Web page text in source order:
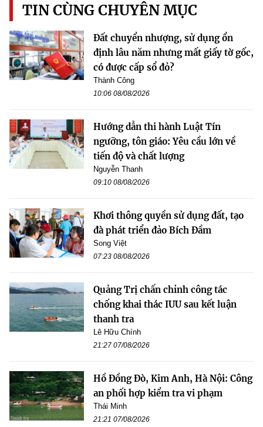
TIN CÙNG CHUYÊN MỤC
Đất chuyển nhượng, sử dụng ổn
định lâu năm nhưng mất giấy tờ gốc,
có được cấp sổ đỏ?
Thành Công
10:06 08/08/2026
Hướng dẫn thi hành Luật Tín
ngưỡng, tôn giáo: Yêu cầu lớn về
tiến độ và chất lượng
Nguyễn Thanh
09:10 08/08/2026
Khơi thông quyền sử dụng đất, tạo
đà phát triển đảo Bích Đầm
Song Việt
07:23 08/08/2026
Quảng Trị chấn chỉnh công tác
chống khai thác IUU sau kết luận
thanh tra
Lê Hữu Chính
21:27 07/08/2026
Hồ Đồng Đò, Kim Anh, Hà Nội: Công
an phối hợp kiểm tra vi phạm
Thái Minh
21:21 07/08/2026